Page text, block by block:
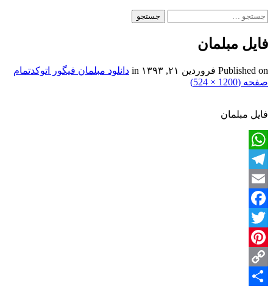
جستجو
برای:
فایل مبلمان
Published on فروردین ۲۱, ۱۳۹۳ دانلود مبلمان فیگور اتوکدتمام
صفحه (1200 × 524)
فایل مبلمان
WhatsApp
Telegram
Email
Facebook
Twitter
Pinterest
Copy